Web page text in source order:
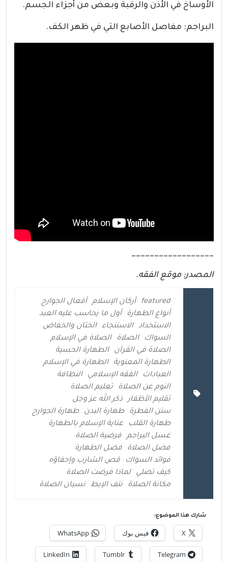
الأوساخ في الأذن والرقبة وبعض من أجزاء الجسم.
البراجم: مفاصل الأصابع التي في ظهر الكف.
__________________
المصدر: موقع الفقه.
featured أركان الإسلام
أفعال الجوارح
أنواع الطهارة
أول ما يحاسب عليه العبد
الاستحداد
الاستنجاء
الختان والخفاض
السواك
الصلاة
الصلاة في الإسلام
الصلاة في القرآن
الطهارة الحسية
الطهارة المعنوية
الطهارة في الإسلام
العبادات
الفقه الإسلامي
النظافة
النوم عن الصلاة
تعليم الصلاة
تقليم الأظفار
ذكر الله عز وجل
سنن الفطرة
طهارة البدن
طهارة الجوارح
طهارة القلب
عناية الإسلام بالطهارة
غسل البراجم
فرضية الصلاة
فضل الصلاة
فضل الطهارة
فوائد السواك
قص الشارب وإحفاؤه
كيف تصلي
لماذا فرضت الصلاة
مكانة الصلاة
نتف الإبط نسيان الصلاة
شارك هذا الموضوع:
X فيس بوك WhatsApp
Telegram
Tumblr
LinkedIn